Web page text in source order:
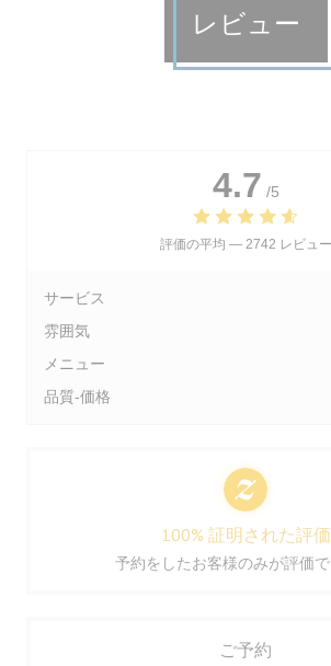
レビュー
4.7 /5
評価の平均 — 2742 レビュー
サービス
雰囲気
メニュー
品質-価格
100% 証明された評価
予約をしたお客様のみが評価
ご予約